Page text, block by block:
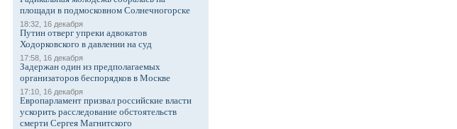
площади в подмосковном Солнечногорске
18:32, 16 декабря
Путин отверг упреки адвокатов
Ходорковского в давлении на суд
17:58, 16 декабря
Задержан один из предполагаемых
организаторов беспорядков в Москве
17:10, 16 декабря
Европарламент призвал российские власти
ускорить расследование обстоятельств
смерти Сергея Магнитского